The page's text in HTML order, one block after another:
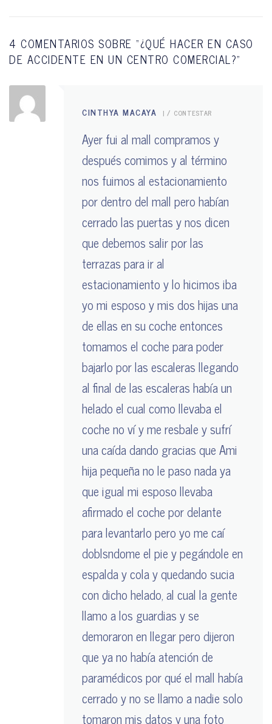
4 COMENTARIOS SOBRE “¿QUÉ HACER EN CASO
DE ACCIDENTE EN UN CENTRO COMERCIAL?”
CINTHYA MACAYA | CONTESTAR
Ayer fui al mall compramos y
después comimos y al término
nos fuimos al estacionamiento
por dentro del mall pero habían
cerrado las puertas y nos dicen
que debemos salir por las
terrazas para ir al
estacionamiento y lo hicimos iba
yo mi esposo y mis dos hijas una
de ellas en su coche entonces
tomamos el coche para poder
bajarlo por las escaleras llegando
al final de las escaleras había un
helado el cual como llevaba el
coche no ví y me resbale y sufrí
una caída dando gracias que Ami
hija pequeña no le paso nada ya
que igual mi esposo llevaba
afirmado el coche por delante
para levantarlo pero yo me caí
doblsndome el pie y pegándole en
espalda y cola y quedando sucia
con dicho helado, al cual la gente
llamo a los guardias y se
demoraron en llegar pero dijeron
que ya no había atención de
paramédicos por qué el mall había
cerrado y no se llamo a nadie solo
tomaron mis datos y una foto